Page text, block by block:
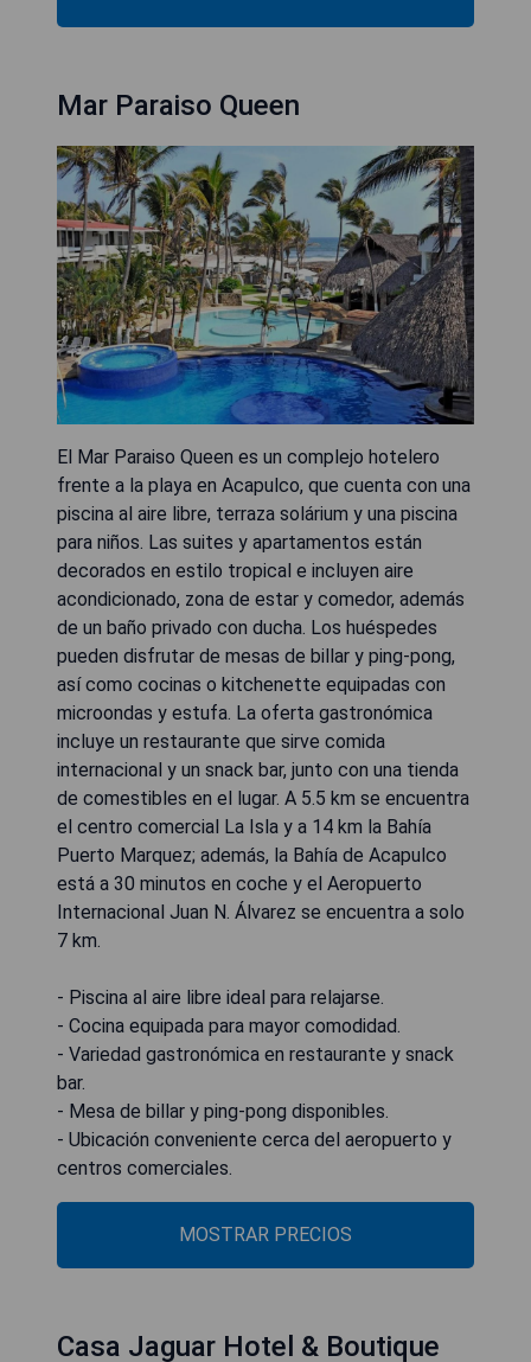
Mar Paraiso Queen
El Mar Paraiso Queen es un complejo hotelero
frente a la playa en Acapulco, que cuenta con una
piscina al aire libre, terraza solárium y una piscina
para niños. Las suites y apartamentos están
decorados en estilo tropical e incluyen aire
acondicionado, zona de estar y comedor, además
de un baño privado con ducha. Los huéspedes
pueden disfrutar de mesas de billar y ping-pong,
así como cocinas o kitchenette equipadas con
microondas y estufa. La oferta gastronómica
incluye un restaurante que sirve comida
internacional y un snack bar, junto con una tienda
de comestibles en el lugar. A 5.5 km se encuentra
el centro comercial La Isla y a 14 km la Bahía
Puerto Marquez; además, la Bahía de Acapulco
está a 30 minutos en coche y el Aeropuerto
Internacional Juan N. Álvarez se encuentra a solo
7 km.
- Piscina al aire libre ideal para relajarse.
- Cocina equipada para mayor comodidad.
- Variedad gastronómica en restaurante y snack
bar.
- Mesa de billar y ping-pong disponibles.
- Ubicación conveniente cerca del aeropuerto y
centros comerciales.
MOSTRAR PRECIOS
Casa Jaguar Hotel & Boutique